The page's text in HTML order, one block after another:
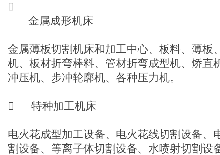

金属成形机床
金属薄板切割机床和加工中心、板料、薄板
机、板材折弯棒料、管材折弯成型机、矫直
冲压机、步冲轮廓机、各种压力机。
 特种加工机床
电火花成型加工设备、电火花线切割设备、
割设备、等离子体切割设备、水喷射切割设